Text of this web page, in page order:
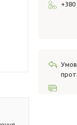
+380